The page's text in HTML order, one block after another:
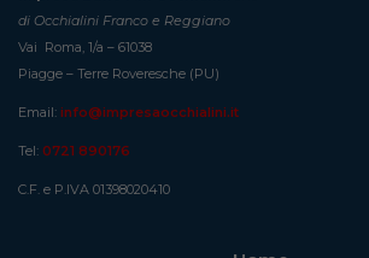
di Occhialini Franco e Reggiano
Vai Roma, 1/a – 61038
Piagge – Terre Roveresche (PU)
Email: info@impresaocchialini.it
Tel: 0721 890176
C.F. e P.IVA 01398020410